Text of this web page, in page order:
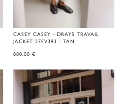
CASEY CASEY - DRAYS TRAVAIL
JACKET 27FV393 - TAN
880,00 €